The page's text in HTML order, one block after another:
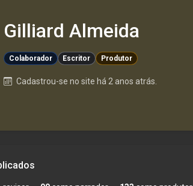
Gilliard Almeida
Colaborador Escritor Produtor
Cadastrou-se no site há 2 anos atrás.